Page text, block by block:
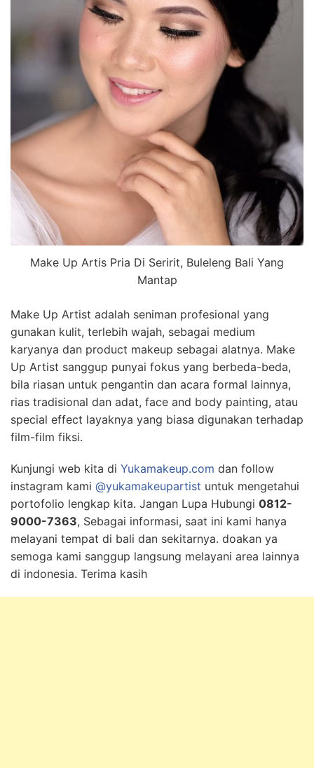
Make Up Artis Pria Di Seririt, Buleleng Bali Yang
Mantap
Make Up Artist adalah seniman profesional yang
gunakan kulit, terlebih wajah, sebagai medium
karyanya dan product makeup sebagai alatnya. Make
Up Artist sanggup punyai fokus yang berbeda-beda,
bila riasan untuk pengantin dan acara formal lainnya,
rias tradisional dan adat, face and body painting, atau
special effect layaknya yang biasa digunakan terhadap
film-film fiksi.
Kunjungi web kita di Yukamakeup.com dan follow
instagram kami @yukamakeupartist untuk mengetahui
portofolio lengkap kita. Jangan Lupa Hubungi 0812-
9000-7363, Sebagai informasi, saat ini kami hanya
melayani tempat di bali dan sekitarnya. doakan ya
semoga kami sanggup langsung melayani area lainnya
di indonesia. Terima kasih